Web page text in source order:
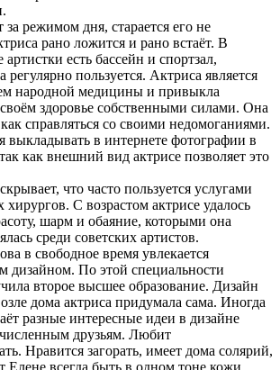
за режимом дня, старается его не
рано ложится и рано встаёт. В
есть бассейн и спортзал,
регулярно пользуется. Актриса является
народной медицины и привыкла
своём здоровье собственными силами. Она
как справляться со своими недомоганиями.
выкладывать в интернете фотографии в
как внешний вид актрисе позволяет это
что часто пользуется услугами
хирургов. С возрастом актрисе удалось
шарм и обаяние, которыми она
среди советских артистов.
в свободное время увлекается
дизайном. По этой специальности
второе высшее образование. Дизайн
дома актриса придумала сама. Иногда
разные интересные идеи в дизайне
друзьям. Любит
Нравится загорать, имеет дома солярий,
Елене всегда быть в одном тоне кожи.